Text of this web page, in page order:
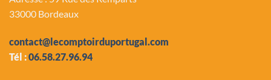
33000 Bordeaux
contact@lecomptoirduportugal.com
Tél :06.58.27.96.94